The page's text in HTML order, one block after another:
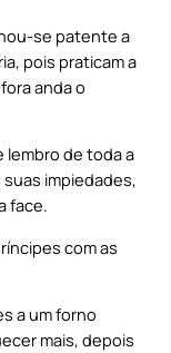
se patente a
pois praticam a
anda o
lembro de toda a
impiedades,
face.
com as
a um forno
mais, depois